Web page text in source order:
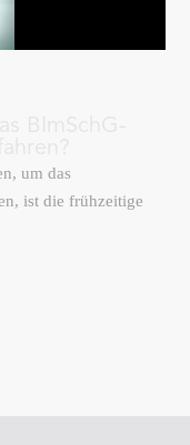
um das
ist die frühzeitige